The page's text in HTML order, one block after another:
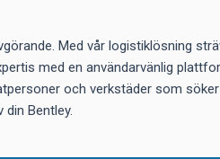
Med vår logistiklösning
med en användarvänlig
och verkstäder som
Bentley.